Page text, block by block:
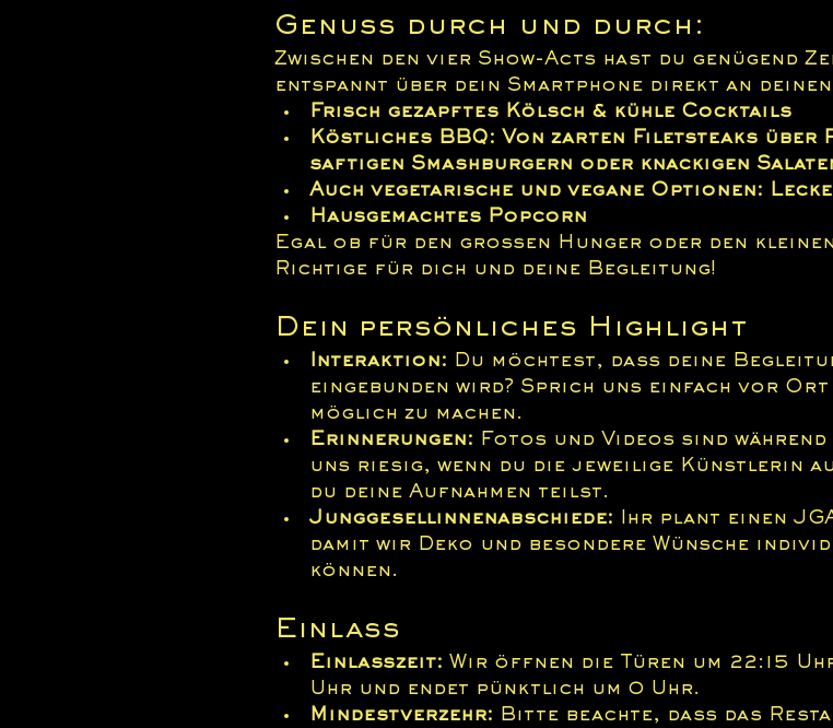
Genuss durch und durch:
Zwischen den vier Show-Acts hast du genügend
entspannt über dein Smartphone direkt an
Frisch gezapftes Kölsch & kühle Cocktails
Köstliches BBQ: Von zarten Filetsteaks über
saftigen Smashburgern oder knackigen
Auch vegetarische und vegane Optionen:
Hausgemachtes Popcorn
Egal ob für den großen Hunger oder den kleinen
Richtige für dich und deine Begleitung!
Dein persönliches Highlight
Interaktion: Du möchtest, dass deine
eingebunden wird? Sprich uns einfach vor
möglich zu machen.
Erinnerungen: Fotos und Videos sind
uns riesig, wenn du die jeweilige Künstlerin
du deine Aufnahmen teilst.
Junggesellinnenabschiede: Ihr plant einen
damit wir Deko und besondere Wünsche
können.
Einlass
Einlasszeit: Wir öffnen die Türen um 22:15
Uhr und endet pünktlich um 0 Uhr.
Mindestverzehr: Bitte beachte, dass das